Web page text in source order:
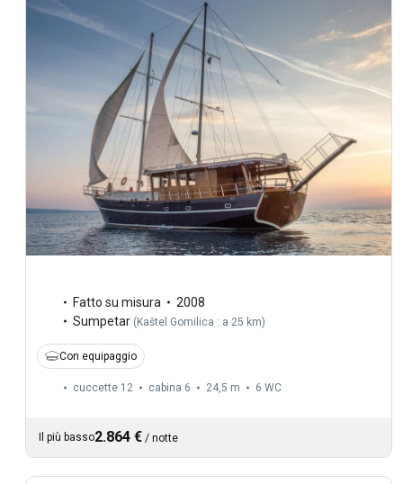
Fatto su misura
2008
Sumpetar (Kaštel Gomilica : a 25 km)
Con equipaggio
cuccette 12 cabina 6 24,5 m 6 WC
Il più basso2.864 € / notte